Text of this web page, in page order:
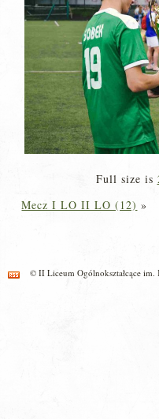
Full size is
Mecz I LO II LO (12) »
© II Liceum Ogólnokształcące